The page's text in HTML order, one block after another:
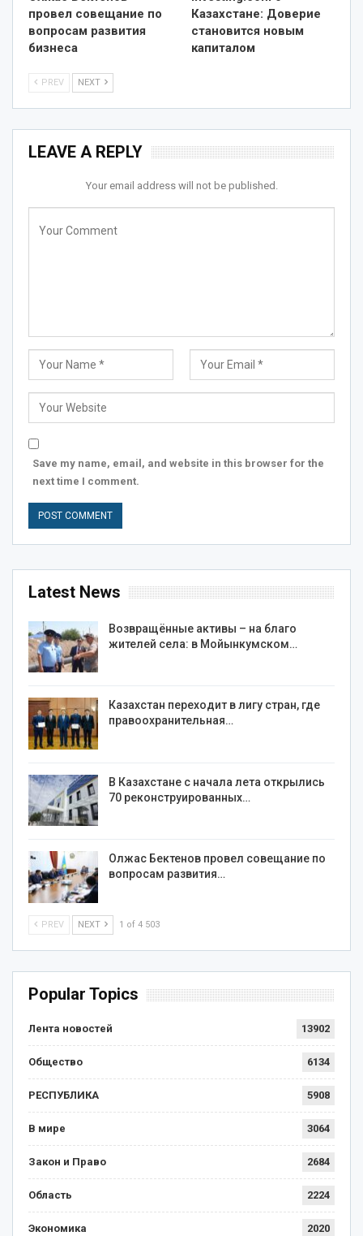
провел совещание по
вопросам развития
бизнеса
Казахстане: Доверие
становится новым
капиталом
PREV NEXT
LEAVE A REPLY
Your email address will not be published.
Save my name, email, and website in this browser for the
next time I comment.
Latest News
Возвращённые активы – на благо
жителей села: в Мойынкумском…
Казахстан переходит в лигу стран, где
правоохранительная…
В Казахстане с начала лета открылись
70 реконструированных…
Олжас Бектенов провел совещание по
вопросам развития…
PREV NEXT 1 of 4 503
Popular Topics
Лента новостей 13902
Общество 6134
РЕСПУБЛИКА 5908
В мире 3064
Закон и Право 2684
Область 2224
Экономика 2020